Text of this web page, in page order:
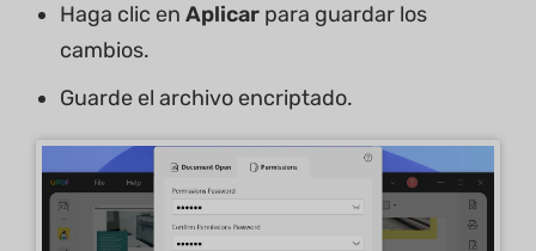
Haga clic en Aplicar para guardar los
cambios.
Guarde el archivo encriptado.